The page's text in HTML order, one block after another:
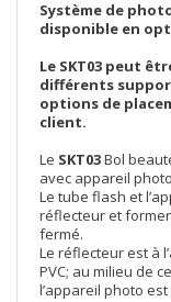
Système de
disponible en
Le SKT03 peut
différents
options de
client.
Le SKT03Bol
avec appareil
Le tube flash et
réflecteur et
fermé.
Le réflecteur est à
PVC; au milieu de
l’appareil photo